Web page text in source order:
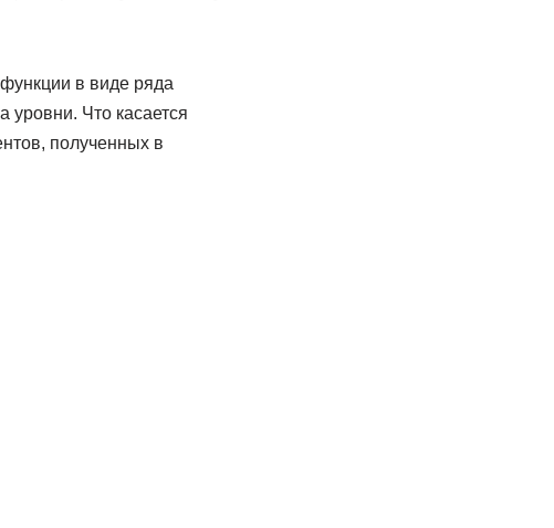
в виде ряда
уровни. Что касается
полученных в